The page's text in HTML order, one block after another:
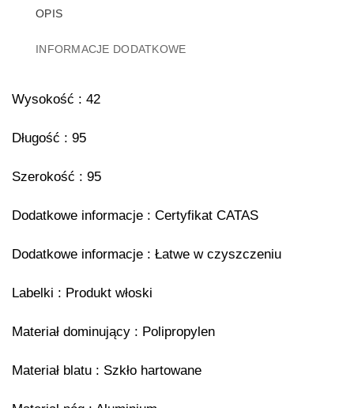
OPIS
INFORMACJE DODATKOWE
Wysokość : 42
Długość : 95
Szerokość : 95
Dodatkowe informacje : Certyfikat CATAS
Dodatkowe informacje : Łatwe w czyszczeniu
Labelki : Produkt włoski
Materiał dominujący : Polipropylen
Materiał blatu : Szkło hartowane